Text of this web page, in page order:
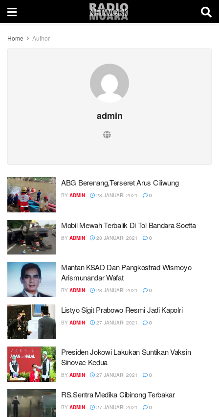
Home Author
admin
ABG Berenang,Terseret Arus Ciliwung
BY ADMIN 28 JANUARI 2021 0
Mobil Mewah Terbalik Di Tol Bandara Soetta
BY ADMIN 28 JANUARI 2021 0
Mantan KSAD Dan Pangkostrad Wismoyo
Arismunandar Wafat
BY ADMIN 28 JANUARI 2021 0
Listyo Sigit Prabowo Resmi Jadi Kapolri
BY ADMIN 27 JANUARI 2021 0
Presiden Jokowi Lakukan Suntikan Vaksin
Sinovac Kedua
BY ADMIN 27 JANUARI 2021 0
RS.Sentra Medika Cibinong Terbakar
BY ADMIN 27 JANUARI 2021 0